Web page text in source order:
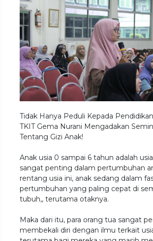
Tidak Hanya Peduli Kepada
TKIT Gema Nurani Mengadakan
Tentang Gizi Anak!
Anak usia 0 sampai 6 tahun adalah
sangat penting dalam pertumbuhan
rentang usia ini, anak sedang dalam
pertumbuhan yang paling cepat di
tubuh,, terutama otaknya.
Maka dari itu, para orang tua sangat
membekali diri dengan ilmu terkait